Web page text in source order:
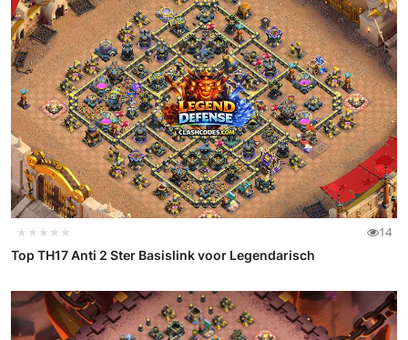
★★★★★ 14
Top TH17 Anti 2 Ster Basislink voor Legendarisch